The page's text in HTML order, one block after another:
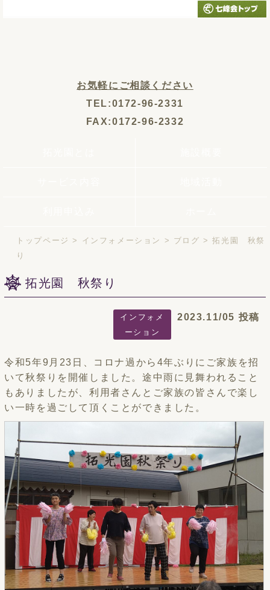
お気軽にご相談ください
TEL:0172-96-2331
FAX:0172-96-2332
トップページ > インフォメーション > ブログ >拓光園 秋祭
り
拓光園 秋祭り
インフォメ
ーション
2023.11/05 投稿
令和5年9月23日、コロナ過から4年ぶりにご家族を招
いて秋祭りを開催しました。途中雨に見舞われること
もありましたが、利用者さんとご家族の皆さんで楽し
い一時を過ごして頂くことができました。